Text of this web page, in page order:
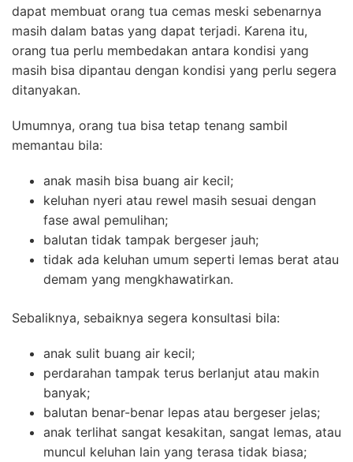
dapat membuat orang tua cemas meski sebenarnya
masih dalam batas yang dapat terjadi. Karena itu,
orang tua perlu membedakan antara kondisi yang
masih bisa dipantau dengan kondisi yang perlu segera
ditanyakan.
Umumnya, orang tua bisa tetap tenang sambil
memantau bila:
anak masih bisa buang air kecil;
keluhan nyeri atau rewel masih sesuai dengan
fase awal pemulihan;
balutan tidak tampak bergeser jauh;
tidak ada keluhan umum seperti lemas berat atau
demam yang mengkhawatirkan.
Sebaliknya, sebaiknya segera konsultasi bila:
anak sulit buang air kecil;
perdarahan tampak terus berlanjut atau makin
banyak;
balutan benar-benar lepas atau bergeser jelas;
anak terlihat sangat kesakitan, sangat lemas, atau
muncul keluhan lain yang terasa tidak biasa;